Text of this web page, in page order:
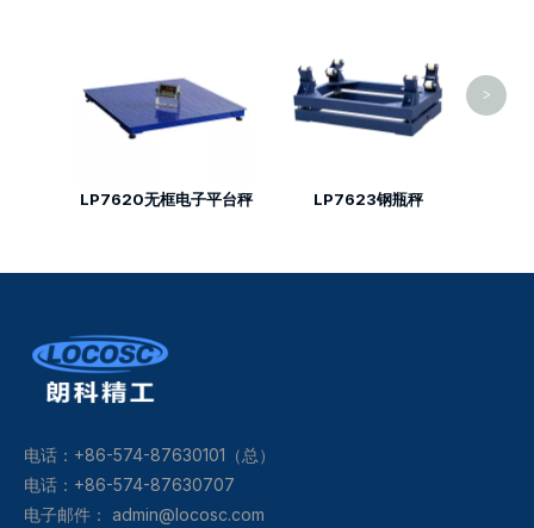
LP7620无框电子平台秤 LP7623钢瓶秤
>
电话：+86-574-87630101（总）
电话：+86-574-87630707
电子邮件： admin@locosc.com